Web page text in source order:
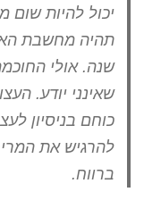
יכול להיות שום
תהיה מחשבת
שנה. אולי
שאינני יודע.
כוחם בניסיון
להרגיש את
ברווח.